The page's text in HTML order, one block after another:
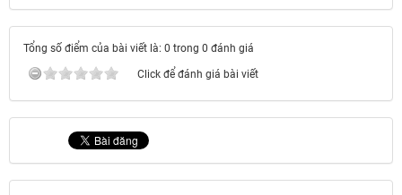
Tổng số điểm của bài viết là: 0 trong 0 đánh giá
Click để đánh giá bài viết